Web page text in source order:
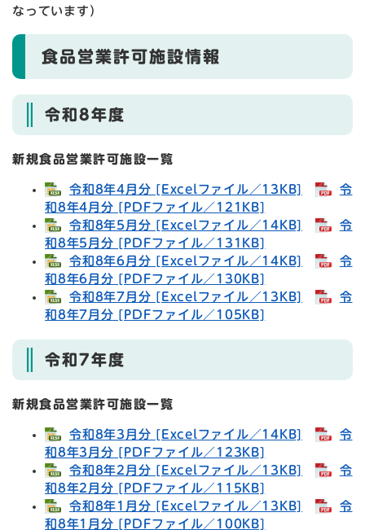
なっています）
食品営業許可施設情報
令和8年度
新規食品営業許可施設一覧
令和8年4月分 [Excelファイル／13KB]
令
和8年4月分 [PDFファイル／121KB]
令和8年5月分 [Excelファイル／14KB]
令
和8年5月分 [PDFファイル／131KB]
令和8年6月分 [Excelファイル／14KB]
令
和8年6月分 [PDFファイル／130KB]
令和8年7月分 [Excelファイル／13KB]
令
和8年7月分 [PDFファイル／105KB]
令和7年度
新規食品営業許可施設一覧
令和8年3月分 [Excelファイル／14KB]
令
和8年3月分 [PDFファイル／123KB]
令和8年2月分 [Excelファイル／13KB]
令
和8年2月分 [PDFファイル／115KB]
令和8年1月分 [Excelファイル／13KB]
令
和8年1月分 [PDFファイル／100KB]